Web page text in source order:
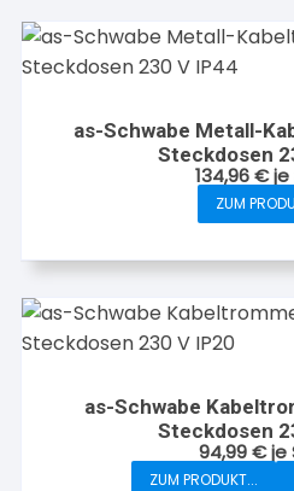
as-Schwabe Metall-
Steckdosen
134,96€je
ZUM
as-Schwabe
Steckdosen
94,99€je
ZUM PRODUKT...